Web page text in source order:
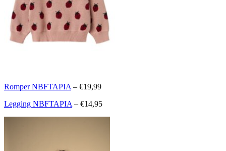
Romper NBFTAPIA – €19,99
Legging NBFTAPIA – €14,95